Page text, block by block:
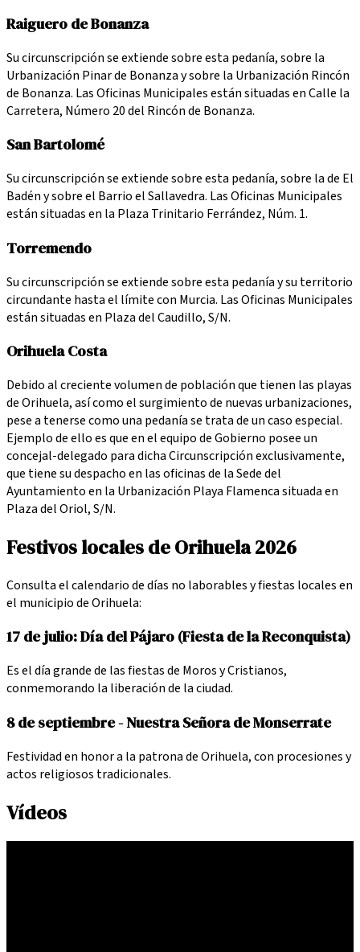
Raiguero de Bonanza
Su circunscripción se extiende sobre esta pedanía, sobre la
Urbanización Pinar de Bonanza y sobre la Urbanización Rincón
de Bonanza. Las Oficinas Municipales están situadas en Calle la
Carretera, Número 20 del Rincón de Bonanza.
San Bartolomé
Su circunscripción se extiende sobre esta pedanía, sobre la de El
Badén y sobre el Barrio el Sallavedra. Las Oficinas Municipales
están situadas en la Plaza Trinitario Ferrández, Núm. 1.
Torremendo
Su circunscripción se extiende sobre esta pedanía y su territorio
circundante hasta el límite con Murcia. Las Oficinas Municipales
están situadas en Plaza del Caudillo, S/N.
Orihuela Costa
Debido al creciente volumen de población que tienen las playas
de Orihuela, así como el surgimiento de nuevas urbanizaciones,
pese a tenerse como una pedanía se trata de un caso especial.
Ejemplo de ello es que en el equipo de Gobierno posee un
concejal-delegado para dicha Circunscripción exclusivamente,
que tiene su despacho en las oficinas de la Sede del
Ayuntamiento en la Urbanización Playa Flamenca situada en
Plaza del Oriol, S/N.
Festivos locales de Orihuela 2026
Consulta el calendario de días no laborables y fiestas locales en
el municipio de Orihuela:
17 de julio: Día del Pájaro (Fiesta de la Reconquista)
Es el día grande de las fiestas de Moros y Cristianos,
conmemorando la liberación de la ciudad.
8 de septiembre - Nuestra Señora de Monserrate
Festividad en honor a la patrona de Orihuela, con procesiones y
actos religiosos tradicionales.
Vídeos